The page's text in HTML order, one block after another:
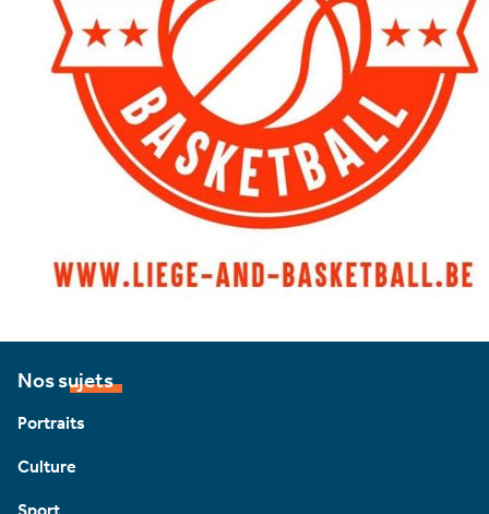
Nos sujets
Portraits
Culture
Sport